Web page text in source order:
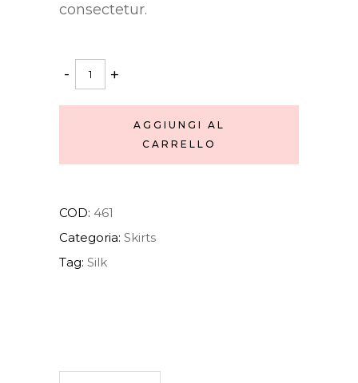
consectetur.
Ballet
skirt
quantity
- +
AGGIUNGI AL
CARRELLO
COD: 461
Categoria: Skirts
Tag: Silk